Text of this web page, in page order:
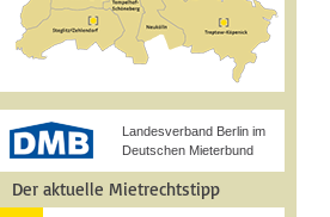
Landesverband Berlin im
Deutschen Mieterbund
Der aktuelle Mietrechtstipp